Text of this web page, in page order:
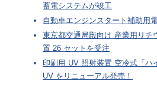
蓄電システムが竣工
自動車エンジンスタート補助用
東京都交通局殿向け 産業用リチ
置 26 セットを受注
印刷用 UV 照射装置 空冷式「ハ
UV をリニューアル発売！